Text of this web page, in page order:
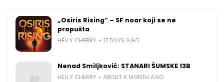
„Osiris Rising“ – SF noar koji se ne
propušta
HELLY CHERRY 17 DAYS AGO
Nenad Smiljković: STANARI ŠUMSKE 13B
HELLY CHERRY ABOUT A MONTH AGO